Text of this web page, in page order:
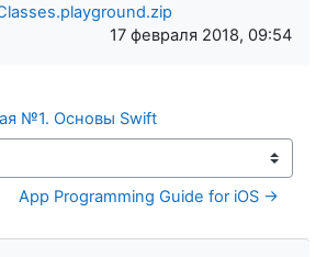
17 февраля 2018, 09:54
№1. Основы Swift
App Programming Guide for iOS →